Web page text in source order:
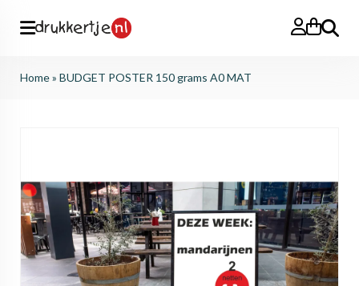
Search
Home» BUDGET POSTER 150 grams A0 MAT